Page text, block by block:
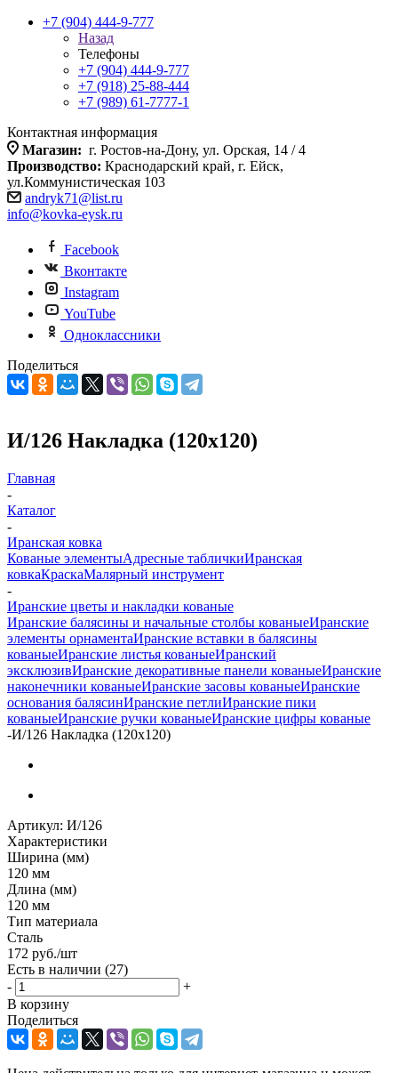
+7 (904) 444-9-777
Назад
Телефоны
+7 (904) 444-9-777
+7 (918) 25-88-444
+7 (989) 61-7777-1
Контактная информация
Магазин: г. Ростов-на-Дону, ул. Орская, 14 / 4
Производство: Краснодарский край, г. Ейск,
ул.Коммунистическая 103
andryk71@list.ru
info@kovka-eysk.ru
Facebook
Вконтакте
Instagram
YouTube
Одноклассники
Поделиться
И/126 Накладка (120х120)
Главная
-
Каталог
-
Иранская ковка
Кованые элементыАдресные табличкиИранская
ковкаКраскаМалярный инструмент
-
Иранские цветы и накладки кованые
Иранские балясины и начальные столбы кованыеИранские
элементы орнаментаИранские вставки в балясины
кованыеИранские листья кованыеИранский
эксклюзивИранские декоративные панели кованыеИранские
наконечники кованыеИранские засовы кованыеИранские
основания балясинИранские петлиИранские пики
кованыеИранские ручки кованыеИранские цифры кованые
-И/126 Накладка (120х120)
Артикул: И/126
Характеристики
Ширина (мм)
120 мм
Длина (мм)
120 мм
Тип материала
Сталь
172 руб./шт
Есть в наличии (27)
-
+
В корзину
Поделиться